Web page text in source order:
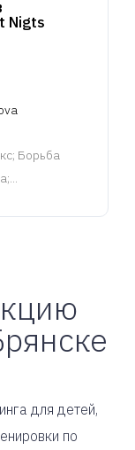
Nigts
Борьба
для детей,
по